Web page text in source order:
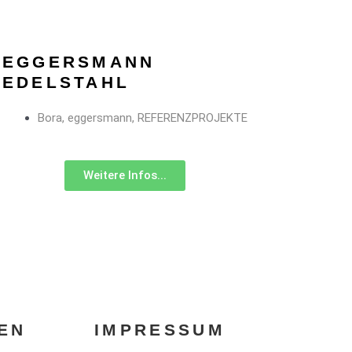
EGGERSMANN
EDELSTAHL
Bora, eggersmann, REFERENZPROJEKTE
Weitere Infos...
IMPRESSUM